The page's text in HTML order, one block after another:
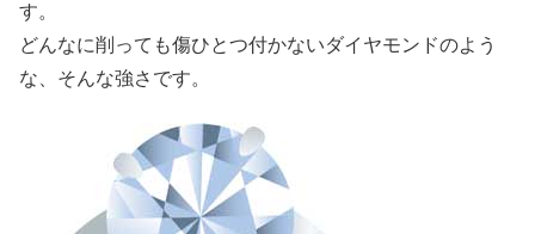
す。
どんなに削っても傷ひとつ付かないダイヤモンドのよう
な、そんな強さです。